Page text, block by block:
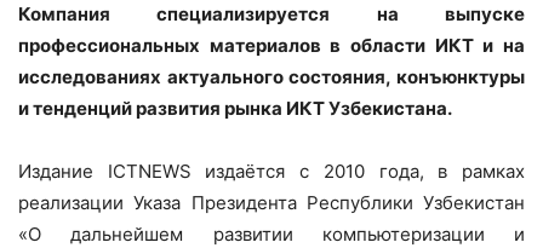
Компания специализируется на выпуске
профессиональных материалов в области ИКТ и на
исследованиях актуального состояния, конъюнктуры
и тенденций развития рынка ИКТ Узбекистана.
Издание ICTNEWS издаётся с 2010 года, в рамках
реализации Указа Президента Республики Узбекистан
«О дальнейшем развитии компьютеризации и